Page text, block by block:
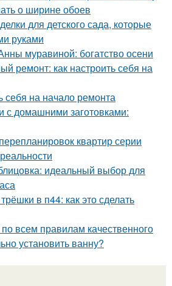
о ширине обоев
для детского сада, которые
руками
муравиной: богатство осени
ремонт: как настроить себя на
себя на начало ремонта
с домашними заготовками:
квартир серии
идеальный выбор для
в п44: как это сделать
всем правилам качественного
установить ванну?